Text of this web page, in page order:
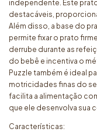
independente. Este
destacáveis,
Além disso, a base do
permite fixar o prato
derrube durante as
do bebê e incentiva o
Puzzle também é ideal
motricidades finas do
facilita a alimentação
que ele desenvolva sua
Características: